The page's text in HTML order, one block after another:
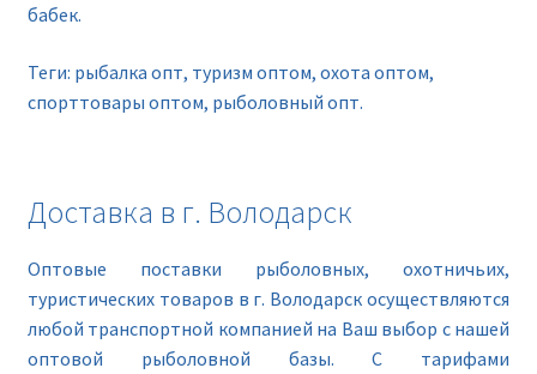
бабек.
Теги: рыбалка опт, туризм оптом, охота оптом,
спорттовары оптом, рыболовный опт.
Доставка в г. Володарск
Оптовые поставки рыболовных, охотничьих,
туристических товаров в г. Володарск осуществляются
любой транспортной компанией на Ваш выбор с нашей
оптовой рыболовной базы. С тарифами